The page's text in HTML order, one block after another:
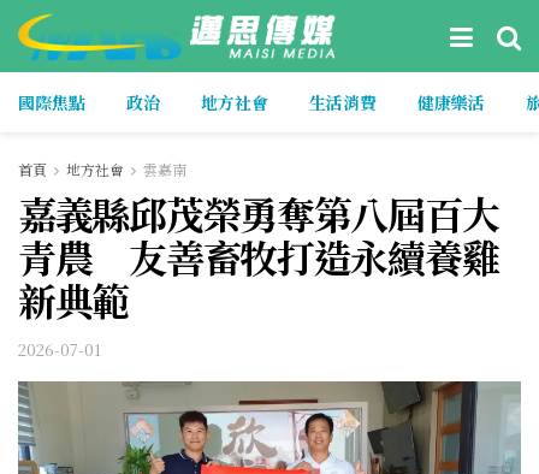
國際焦點 政治 地方社會 生活消費 健康樂活
首頁 地方社會 雲嘉南
嘉義縣邱茂榮勇奪第八屆百大
青農 友善畜牧打造永續養雞
新典範
2026-07-01